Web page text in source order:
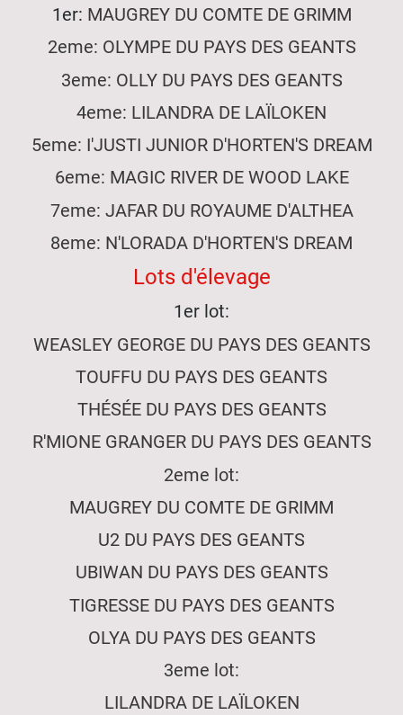
1er: MAUGREY DU COMTE DE GRIMM
2eme: OLYMPE DU PAYS DES GEANTS
3eme: OLLY DU PAYS DES GEANTS
4eme: LILANDRA DE LAÏLOKEN
5eme: I'JUSTI JUNIOR D'HORTEN'S DREAM
6eme: MAGIC RIVER DE WOOD LAKE
7eme: JAFAR DU ROYAUME D'ALTHEA
8eme: N'LORADA D'HORTEN'S DREAM
Lots d'élevage
1er lot:
WEASLEY GEORGE DU PAYS DES GEANTS
TOUFFU DU PAYS DES GEANTS
THÉSÉE DU PAYS DES GEANTS
R'MIONE GRANGER DU PAYS DES GEANTS
2eme lot:
MAUGREY DU COMTE DE GRIMM
U2 DU PAYS DES GEANTS
UBIWAN DU PAYS DES GEANTS
TIGRESSE DU PAYS DES GEANTS
OLYA DU PAYS DES GEANTS
3eme lot:
LILANDRA DE LAÏLOKEN